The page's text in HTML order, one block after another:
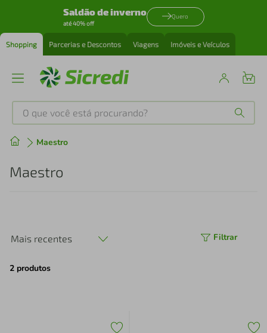
Saldão de inverno
até 40% off
Quero
Shopping Parcerias e Descontos Viagens Imóveis e Veículos
O que você está procurando?
Maestro
Maestro
Mais recentes Filtrar
2 produtos
Produtos mais buscados
perfume
4º air fryer